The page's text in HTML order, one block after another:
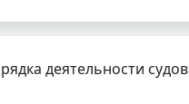
деятельности судов